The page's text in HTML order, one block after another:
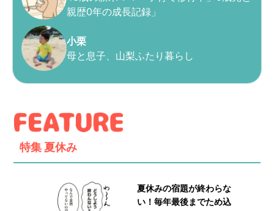
親歴0年の成長記録」
小栗
母と息子、山梨ふたり暮らし
特集 夏休み
夏休みの宿題が終わらな
い！毎年最後までため込